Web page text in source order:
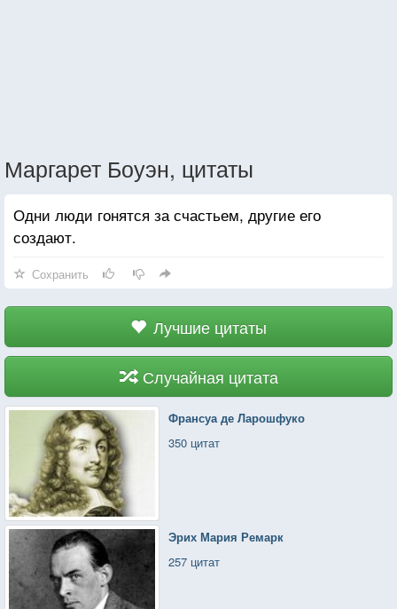
Маргарет Боуэн, цитаты
Одни люди гонятся за счастьем, другие его
создают.
Сохранить
Лучшие цитаты
Случайная цитата
Франсуа де Ларошфуко
350 цитат
Эрих Мария Ремарк
257 цитат